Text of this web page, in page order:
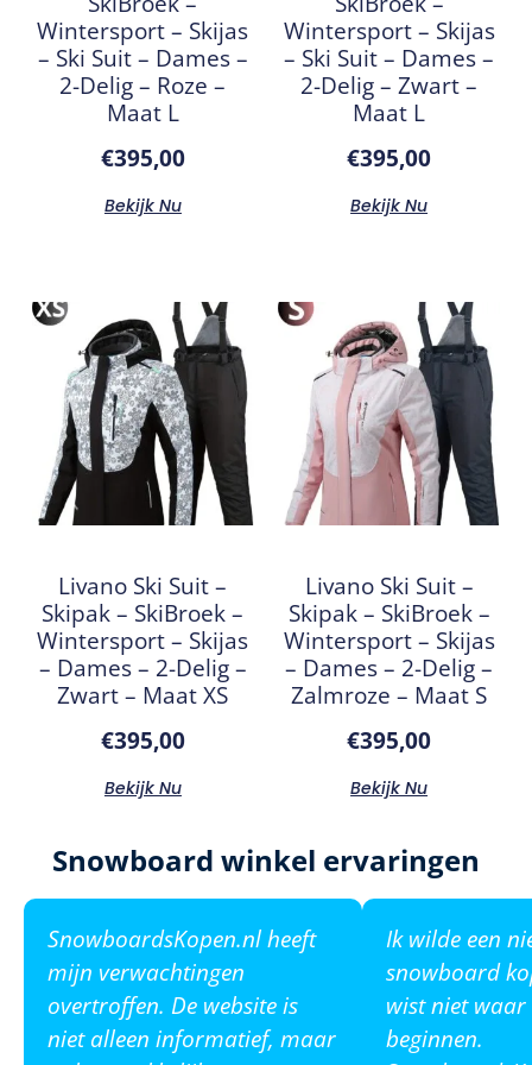
Wintersport – Skijas
– Ski Suit – Dames –
2-Delig – Roze –
Maat L
€395,00
Bekijk Nu
Wintersport – Skijas
– Ski Suit – Dames –
2-Delig – Zwart –
Maat L
€395,00
Bekijk Nu
Livano Ski Suit –
Skipak – SkiBroek –
Wintersport – Skijas
– Dames – 2-Delig –
Zwart – Maat XS
€395,00
Bekijk Nu
Livano Ski Suit –
Skipak – SkiBroek –
Wintersport – Skijas
– Dames – 2-Delig –
Zalmroze – Maat S
€395,00
Bekijk Nu
Snowboard winkel ervaringen
SnowboardsKopen.nl heeft
mijn verwachtingen
overtroffen. De website is
niet alleen informatief, maar
Ik wilde een
snowboard
wist niet waar
beginnen.